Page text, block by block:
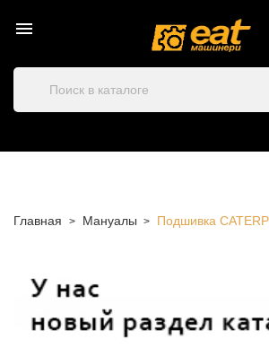

Главная Мануалы Подшивка